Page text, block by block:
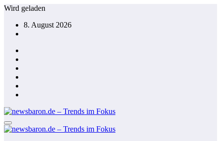
Zum
springen
Wird geladen
8. August 2026